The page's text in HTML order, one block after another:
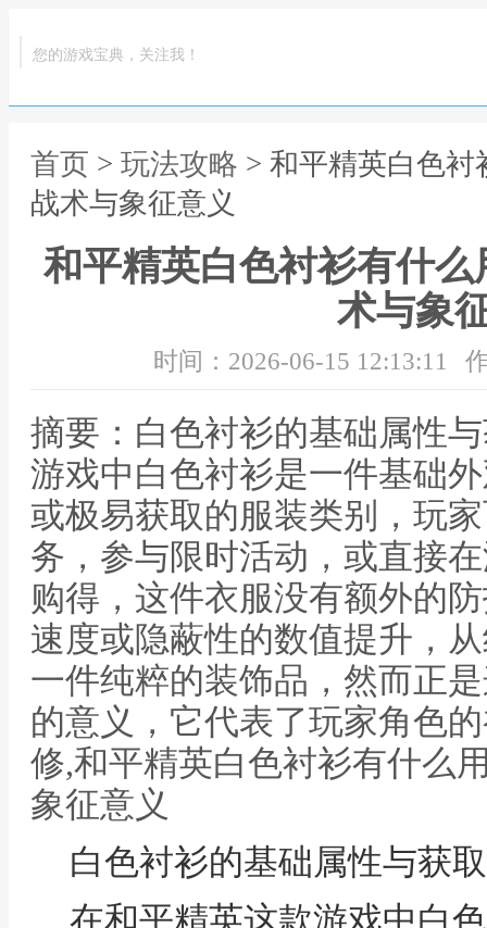
您的游戏宝典，关注我！
首页 > 玩法攻略 > 和平精英白色
战术与象征意义
和平精英白色衬衫有什
术与象
时间：2026-06-15 12:13:11
摘要：白色衬衫的基础属性
游戏中白色衬衫是一件基础
或极易获取的服装类别，玩
务，参与限时活动，或直接
购得，这件衣服没有额外的
速度或隐蔽性的数值提升，
一件纯粹的装饰品，然而正
的意义，它代表了玩家角色
修,和平精英白色衬衫有什么
象征意义
白色衬衫的基础属性与获
在和平精英这款游戏中白